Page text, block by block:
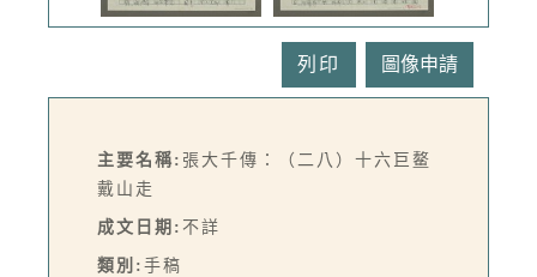
列印
主要名稱: 張大千傳：（二八）十六巨鳌
戴山走
成文日期: 不詳
類別: 手稿